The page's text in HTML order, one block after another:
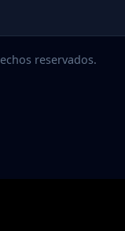
reservados.